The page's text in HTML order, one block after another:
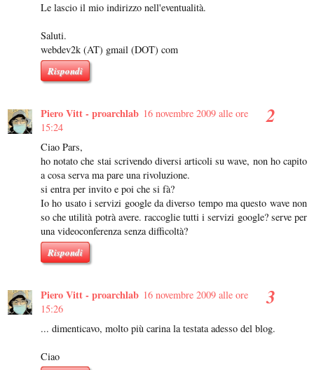
Le lascio il mio indirizzo nell'eventualità.
Saluti.
webdev2k (AT) gmail (DOT) com
Rispondi
Piero Vitt - proarchlab 16 novembre 2009 alle ore
15:24
Ciao Pars,
ho notato che stai scrivendo diversi articoli su wave, non ho capito
a cosa serva ma pare una rivoluzione.
si entra per invito e poi che si fà?
Io ho usato i servizi google da diverso tempo ma questo wave non
so che utilità potrà avere. raccoglie tutti i servizi google? serve per
una videoconferenza senza difficoltà?
Rispondi
Piero Vitt - proarchlab 16 novembre 2009 alle ore
15:26
... dimenticavo, molto più carina la testata adesso del blog.
Ciao